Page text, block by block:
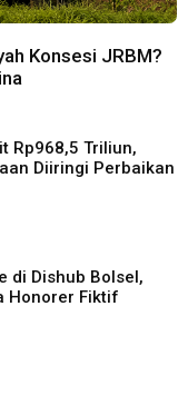
Konsesi JRBM?
Rp968,5 Triliun,
Diiringi Perbaikan
di Dishub Bolsel,
Honorer Fiktif